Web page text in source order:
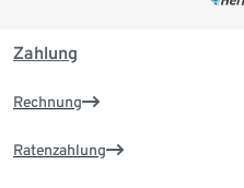
Zahlung
Rechnung
Ratenzahlung